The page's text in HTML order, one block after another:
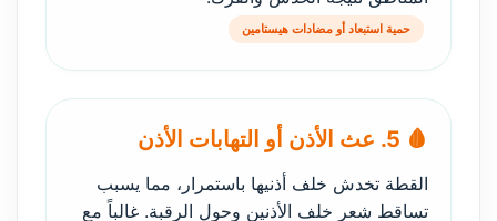
حمية استبعاد أو مضادات هيستامين
🩸 5. عث الأذن أو التهابات الأذن
القطة تخدش خلف أذنيها باستمرار، مما يسبب
تساقط شعر خلف الأذنين وحول الرقبة. غالباً مع